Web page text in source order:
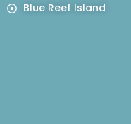
Blue Reef Island